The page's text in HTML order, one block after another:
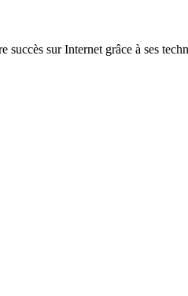
sur Internet grâce à ses